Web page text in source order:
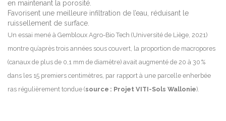
en maintenant la porosité.
Favorisent une meilleure infiltration de l’eau, réduisant le
ruissellement de surface.
Un essai mené à Gembloux Agro-Bio Tech (Université de Liège, 2021)
montre qu’après trois années sous couvert, la proportion de macropores
(canaux de plus de 0,1 mm de diamètre) avait augmenté de 20 à 30 %
dans les 15 premiers centimètres, par rapport à une parcelle enherbée
ras régulièrement tondue (source : Projet VITI-Sols Wallonie).